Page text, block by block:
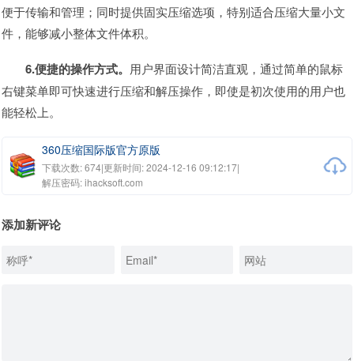
便于传输和管理；同时提供固实压缩选项，特别适合压缩大量小文
件，能够减小整体文件体积。
6.便捷的操作方式。 用户界面设计简洁直观，通过简单的鼠标
右键菜单即可快速进行压缩和解压操作，即使是初次使用的用户也
能轻松上。
360压缩国际版官方原版
下载次数: 674|更新时间: 2024-12-16 09:12:17|
解压密码: ihacksoft.com
添加新评论